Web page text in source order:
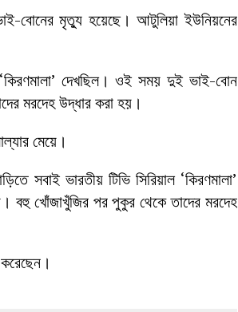
বোনের মৃত্যু হয়েছে। আটুলিয়া ইউনিয়নের
‌‘কিরণমালা’ দেখছিল। ওই সময় দুই ভাই-বোন
মরদেহ উদ্ধার করা হয়।
মেয়ে।
সবাই ভারতীয় টিভি সিরিয়াল ‌‘কিরণমালা’
বহু খোঁজাখুঁজির পর পুকুর থেকে তাদের মরদেহ